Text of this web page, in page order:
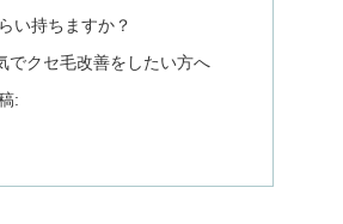
い持ちますか？
でクセ毛改善をしたい方へ
: